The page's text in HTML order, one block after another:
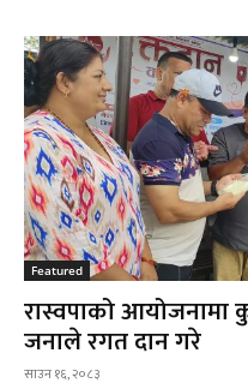
Featured
रास्वपाको आयोजनामा
जनाले रगत दान गरे
साउन १६, २०८३